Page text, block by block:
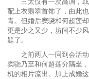
配上衣翡翠首饰了，由此
青。但婚后窦骁和何超莲
更是少之又少，坊间不少
题了。
之前两人一同到会活动
窦骁乃至和何超莲分隔坐
机的相片流出。加上成婚